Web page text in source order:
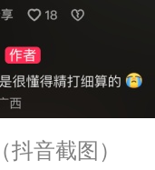
（抖音截图）